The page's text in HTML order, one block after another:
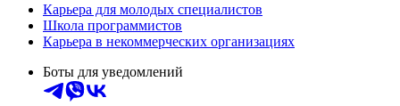
Карьера для молодых специалистов
Школа программистов
Карьера в некоммерческих организациях
Боты для уведомлений